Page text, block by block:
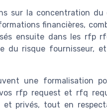
sur la concentration du
financières,
ensuite dans les rfp
du risque fournisseur,
une formalisation
rfp request et rfq
et privés, tout en